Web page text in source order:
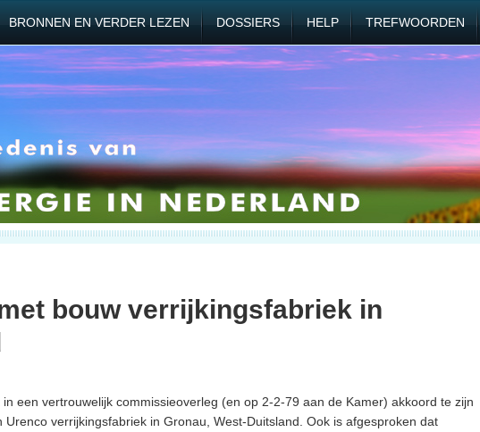
BRONNEN EN VERDER LEZEN DOSSIERS HELP TREFWOORDEN
bouw verrijkingsfabriek in
een vertrouwelijk commissieoverleg (en op 2-2-79 aan de Kamer) akkoord te zijn
Urenco verrijkingsfabriek in Gronau, West-Duitsland. Ook is afgesproken dat